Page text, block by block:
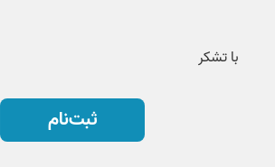
با تشکر
ثبت‌نام